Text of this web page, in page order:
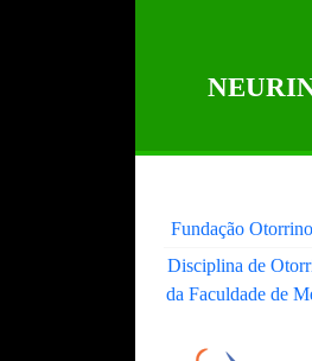
Fundação
Disciplina de
da Faculdade de